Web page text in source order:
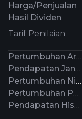
Harga/Penjualan
Hasil Dividen
Tarif Penilaian
Pertumbuhan Arus Kas
Pendapatan Jangka Panjang
Pertumbuhan Nilai Buku
Pertumbuhan Penjualan
Pendapatan Historis